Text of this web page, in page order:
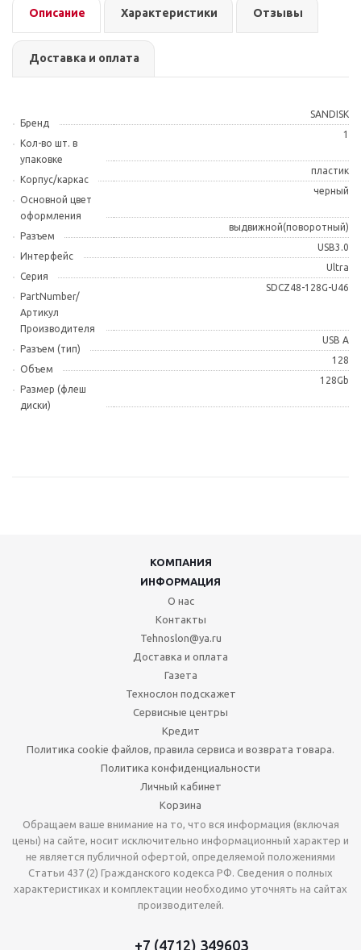
Описание Характеристики Отзывы
Доставка и оплата
Бренд
SANDISK
Кол-во шт. в
упаковке
1
Корпус/каркас
пластик
Основной цвет
оформления
черный
Разъем
выдвижной(поворотный)
Интерфейс
USB3.0
Серия
Ultra
PartNumber/
Артикул
Производителя
SDCZ48-128G-U46
Разъем (тип)
USB А
Объем
128
Размер (флеш
диски)
128Gb
КОМПАНИЯ
ИНФОРМАЦИЯ
О нас
Контакты
Tehnoslon@ya.ru
Доставка и оплата
Газета
Технослон подскажет
Сервисные центры
Кредит
Политика cookie файлов, правила сервиса и возврата товара.
Политика конфиденциальности
Личный кабинет
Корзина
Обращаем ваше внимание на то, что вся информация (включая
цены) на сайте, носит исключительно информационный характер и
не является публичной офертой, определяемой положениями
Статьи 437 (2) Гражданского кодекса РФ. Сведения о полных
характеристиках и комплектации необходимо уточнять на сайтах
производителей.
+7 (4712) 349603